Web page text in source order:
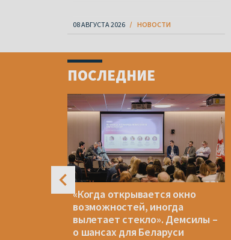
08 АВГУСТА 2026 НОВОСТИ
ПОСЛЕДНИЕ
«Когда открывается окно
возможностей, иногда
вылетает стекло». Демсилы –
о шансах для Беларуси